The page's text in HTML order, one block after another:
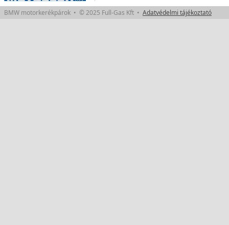
BMW motorkerékpárok • © 2025 Full-Gas Kft • Adatvédelmi tájékoztató